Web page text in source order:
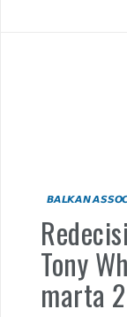
Tony
marta